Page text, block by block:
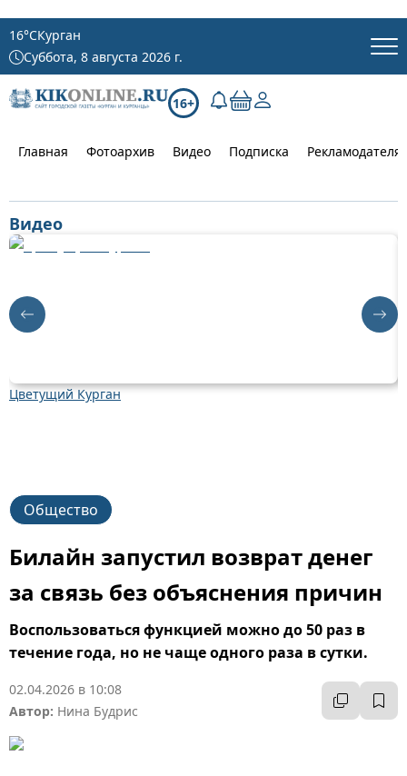
16°CКурган
Суббота, 8 августа 2026 г.
16+
Главная Фотоархив Видео Подписка
Видео
Цветущий Курган
Общество
Билайн запустил возврат денег
за связь без объяснения причин
Воспользоваться функцией можно до 50 раз в
течение года, но не чаще одного раза в сутки.
02.04.2026 в 10:08
Автор: Нина Будрис